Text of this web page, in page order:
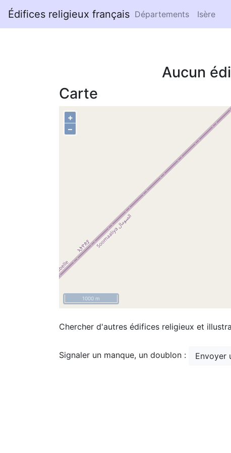
Édifices religieux français Départements Isère
Aucun
Carte
+
–
1000 m
Chercher d'autres édifices religieux et
Signaler un manque, un doublon : Envoyer